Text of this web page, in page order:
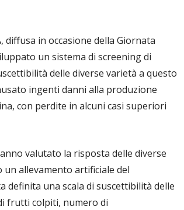
diffusa in occasione della Giornata
un sistema di screening di
delle diverse varietà a questo
ingenti danni alla produzione
con perdite in alcuni casi superiori
valutato la risposta delle diverse
un allevamento artificiale del
definita una scala di suscettibilità delle
frutti colpiti, numero di